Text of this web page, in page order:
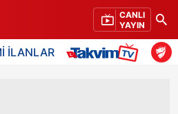
CANLI
YAYIN
İLANLAR